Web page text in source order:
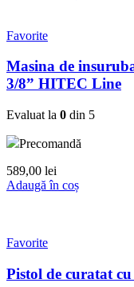
Favorite
Masina de
3/8” HITEC Line
Evaluat la 0 din 5
Precomandă
589,00 lei
Adaugă în coș
Favorite
Pistol de curatat